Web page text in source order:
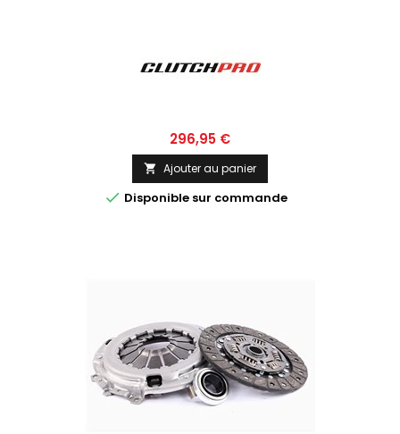
Prix
296,95 €
 Ajouter au panier
 Disponible sur commande